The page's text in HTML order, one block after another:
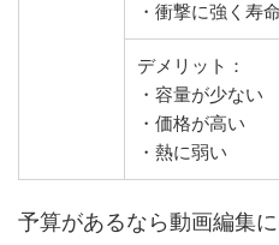
・衝撃に強く寿
デメリット：
・容量が少ない
・価格が高い
・熱に弱い
予算があるなら動画編集